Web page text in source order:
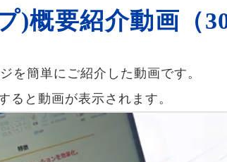
)概要紹介動画（30
を簡単にご紹介した動画です。
ると動画が表示されます。